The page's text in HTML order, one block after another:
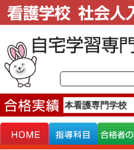
績です。西日本看護専門学校